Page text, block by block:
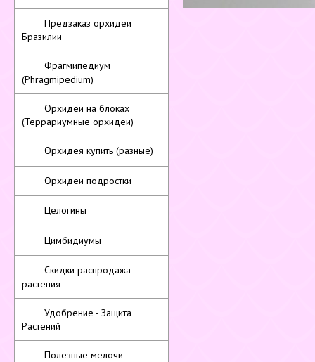
Предзаказ орхидеи
Бразилии
Фрагмипедиум
(Phragmipedium)
Орхидеи на блоках
(Террариумные орхидеи)
Орхидея купить (разные)
Орхидеи подростки
Целогины
Цимбидиумы
Скидки распродажа
растения
Удобрение - Защита
Растений
Полезные мелочи